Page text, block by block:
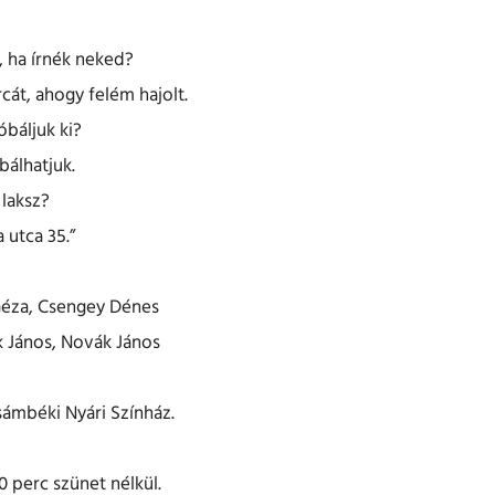
ha írnék neked?
ahogy felém hajolt.
ki?
35.”
Csengey Dénes
Novák János
Nyári Színház.
perc szünet nélkül.